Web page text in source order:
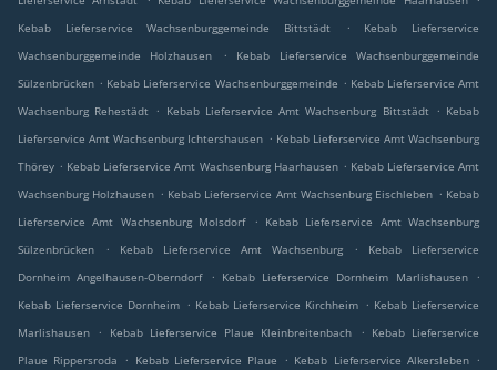
Kebab Lieferservice Wachsenburggemeinde Bittstädt
.
Kebab Lieferservice
Wachsenburggemeinde Holzhausen
.
Kebab Lieferservice Wachsenburggemeinde
Sülzenbrücken . Kebab Lieferservice Wachsenburggemeinde . Kebab Lieferservice Amt
Wachsenburg Rehestädt . Kebab Lieferservice Amt Wachsenburg Bittstädt . Kebab
Lieferservice Amt Wachsenburg Ichtershausen . Kebab Lieferservice Amt Wachsenburg
Thörey . Kebab Lieferservice Amt Wachsenburg Haarhausen . Kebab Lieferservice Amt
Wachsenburg Holzhausen . Kebab Lieferservice Amt Wachsenburg Eischleben . Kebab
Lieferservice Amt Wachsenburg Molsdorf
. Kebab Lieferservice Amt Wachsenburg
Sülzenbrücken
. Kebab Lieferservice Amt Wachsenburg .
Kebab Lieferservice
Dornheim Angelhausen-Oberndorf
. Kebab Lieferservice Dornheim Marlishausen
.
Kebab Lieferservice Dornheim . Kebab Lieferservice Kirchheim . Kebab Lieferservice
Marlishausen
. Kebab Lieferservice Plaue Kleinbreitenbach . Kebab Lieferservice
Plaue Rippersroda
. Kebab Lieferservice Plaue . Kebab Lieferservice Alkersleben .